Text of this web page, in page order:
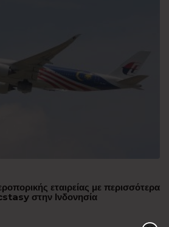
εταιρείας με περισσότερα
στην Ινδονησία